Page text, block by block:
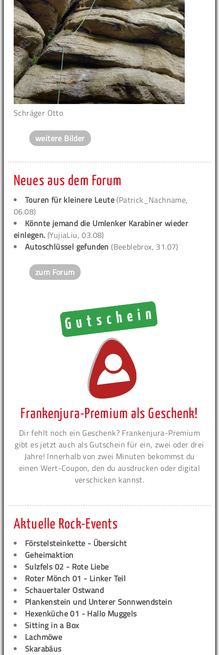
Schräger Otto
weitere Bilder
Neues aus dem Forum
Touren für kleinere Leute (Patrick_Nachname,
06.08)
Könnte jemand die Umlenker Karabiner wieder
einlegen. (YujiaLiu, 03.08)
Autoschlüssel gefunden (Beeblebrox, 31.07)
zum Forum
Frankenjura-Premium als Geschenk!
Dir fehlt noch ein Geschenk? Frankenjura-Premium
gibt es jetzt auch als Gutschein für ein, zwei oder drei
Jahre! Innerhalb von zwei Minuten bekommst du
einen Wert-Coupon, den du ausdrucken oder digital
verschicken kannst.
Aktuelle Rock-Events
Förstelsteinkette - Übersicht
Geheimaktion
Sulzfels 02 - Rote Liebe
Roter Mönch 01 - Linker Teil
Schauertaler Ostwand
Plankenstein und Unterer Sonnwendstein
Hexenküche 01 - Hallo Muggels
Sitting in a Box
Lachmöwe
Skarabäus